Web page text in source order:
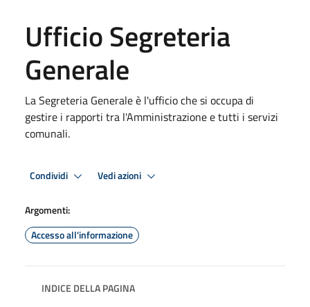
Ufficio Segreteria
Generale
La Segreteria Generale è l'ufficio che si occupa di
gestire i rapporti tra l'Amministrazione e tutti i servizi
comunali.
Condividi Vedi azioni
Argomenti:
Accesso all'informazione
INDICE DELLA PAGINA